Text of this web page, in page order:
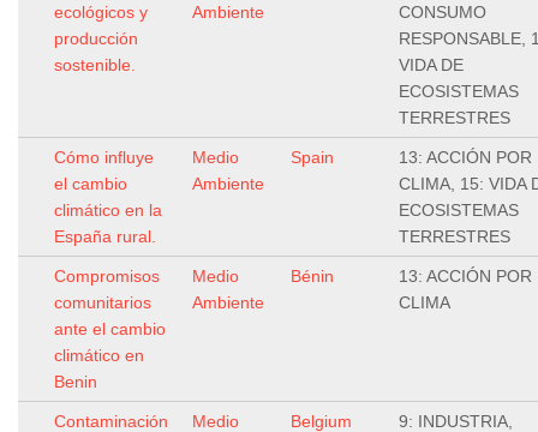
ecológicos y
producción
sostenible.
Ambiente
CONSUMO
RESPONSABLE,
VIDA DE
ECOSISTEMAS
TERRESTRES
Cómo influye
el cambio
climático en la
España rural.
Medio
Ambiente
Spain
13: ACCIÓN POR
CLIMA, 15: VIDA
ECOSISTEMAS
TERRESTRES
Compromisos
comunitarios
ante el cambio
climático en
Benin
Medio
Ambiente
Bénin
13: ACCIÓN POR
CLIMA
Contaminación
Medio
Belgium
9: INDUSTRIA,